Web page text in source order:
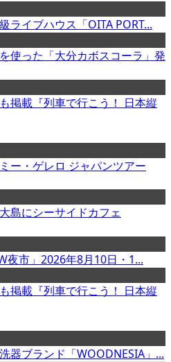
ライブハウス「OITA PORT...
使った「大分カボスコーラ」発
掲載『列車で行こう！ 日本縦
ー・ゲレロ ジャパンツアー
島にシーサイドカフェ
夜市」2026年8月10日・1...
掲載『列車で行こう！ 日本縦
器ブランド「WOODNESIA」...